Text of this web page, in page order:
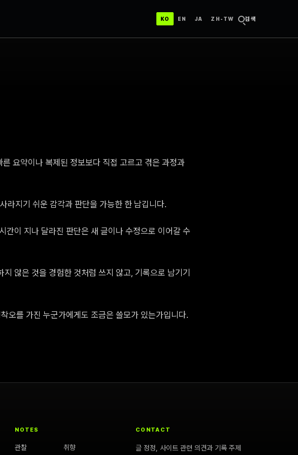
한국어
KO EN JA
中文（台灣）
ZH-TW 검색
요약이나 복제된 정보보다 직접 고르고 겪은 과정과
라지기 쉬운 감각과 판단을 가능한 한 남깁니다.
간이 지나 달라진 판단은 새 글이나 수정으로 이어갈 수
않은 것을 경험한 것처럼 쓰지 않고, 기록으로 남기기
오를 가진 누군가에게도 조금은 쓸모가 있는가입니다.
NOTES
관찰 취향
CONTACT
글 정정, 사이트 관련 의견과 기록 주제